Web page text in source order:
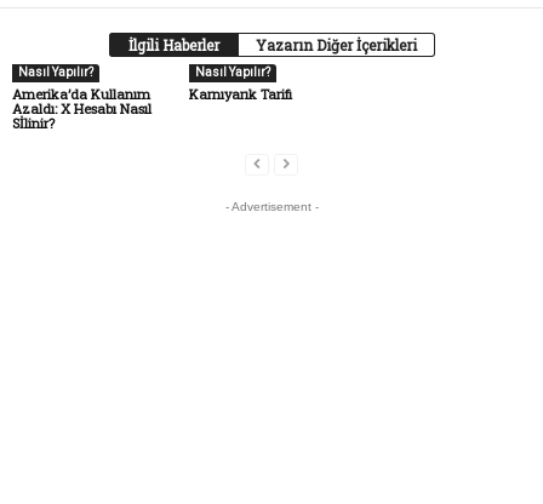
İlgili Haberler Yazarın Diğer İçerikleri
Nasıl Yapılır?
Amerika’da Kullanım
Azaldı: X Hesabı Nasıl
Sİlinir?
Nasıl Yapılır?
Karnıyarık Tarifi
- Advertisement -